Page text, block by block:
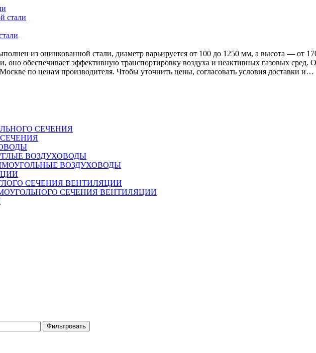
из оцинкованной стали, диаметр варьируется от 100 до 1250 мм, а высота — от
оно обеспечивает эффективную транспортировку воздуха и неактивных
по ценам производителя. Чтобы уточнить цены, согласовать условия доставки и…
СЕЧЕНИЯ
ВОЗДУХОВОДЫ
ВОЗДУХОВОДЫ
СЕЧЕНИЯ ВЕНТИЛЯЦИИ
СЕЧЕНИЯ ВЕНТИЛЯЦИИ
Фильтровать